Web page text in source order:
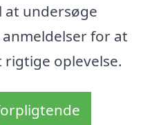
at undersøge
for at
oplevelse.